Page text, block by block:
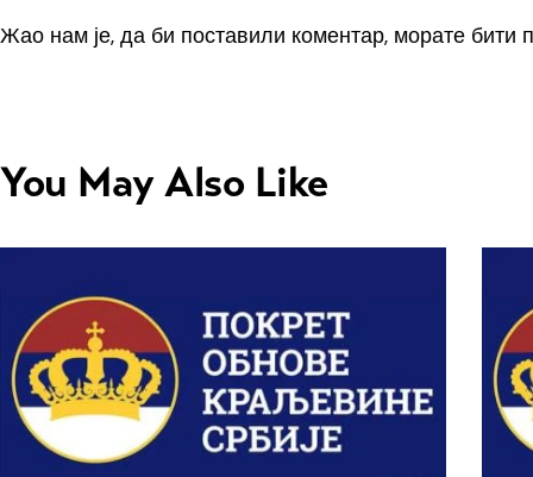
Жао нам је, да би поставили коментар, морате бити
You May Also Like